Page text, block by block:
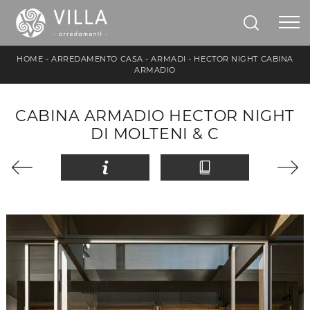
HOME - ARREDAMENTO CASA -ARMADI - HECTOR NIGHT CABINA
ARMADIO
CABINA ARMADIO HECTOR NIGHT
DI MOLTENI & C